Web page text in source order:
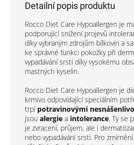
Detailní popis produktu
Rocco Diet Care Hypoallergen je
podporující snížení projevů
díky vybraným zdrojům bílkovin a
ke správné funkci pokožky při
vypadávání srsti díky vysokému
mastných kyselin.
Rocco Diet Care Hypoallergen je
krmivo odpovídající speciálním
trpí potravinovými
jsou alergie a intolerance. Ty se
je zvracení, průjem, ale i
nebo vypadávání srsti. Pro